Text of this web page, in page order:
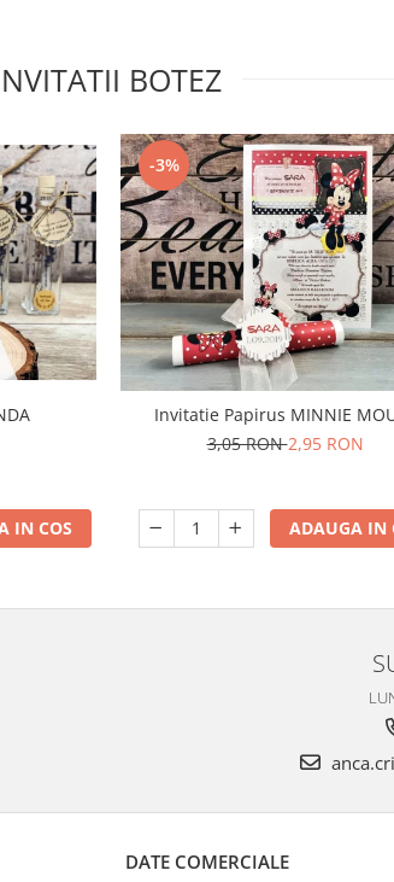
BOTEZ
IN COS
-3%
Invitatie Papirus MINNIE
3,05 RON2,95 RON
ADAUGA IN
DATE COMERCIALE